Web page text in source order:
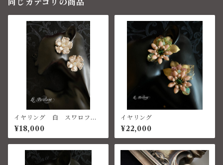
同じカテゴリの商品
イヤリング 白 スワロフス
キー ハウライトターコイズ
¥18,000
イヤリング
¥22,000